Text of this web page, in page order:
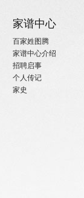
家谱中心
百家姓图腾
家谱中心介绍
招聘启事
个人传记
家史